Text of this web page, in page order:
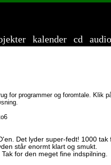
kalender cd audio
for programmer og foromtale. Klik
Det lyder super-fedt! 1000 tak
står enormt klart og smukt.
for den meget fine indspilning.